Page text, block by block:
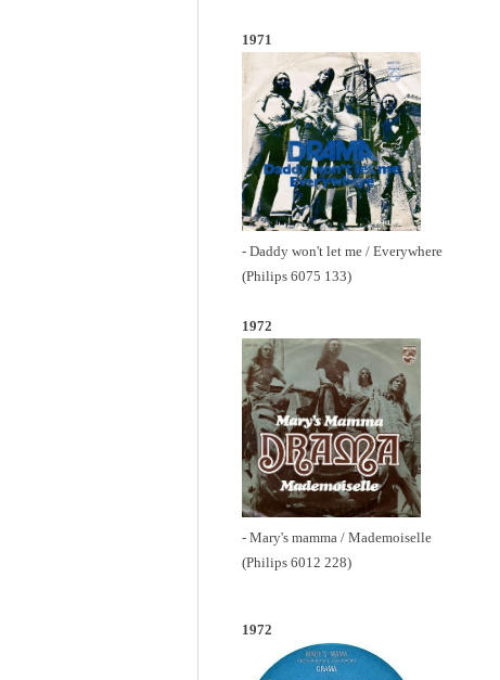
1971
- Daddy won't let me / Everywhere
(Philips 6075 133)
1972
- Mary's mamma / Mademoiselle
(Philips 6012 228)
1972